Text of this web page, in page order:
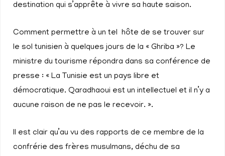
destination qui s’apprête à vivre sa haute saison.
Comment permettre à un tel hôte de se trouver sur
le sol tunisien à quelques jours de la « Ghriba »? Le
ministre du tourisme répondra dans sa conférence de
presse : « La Tunisie est un pays libre et
démocratique. Qaradhaoui est un intellectuel et il n’y a
aucune raison de ne pas le recevoir. ».
Il est clair qu’au vu des rapports de ce membre de la
confrérie des frères musulmans, déchu de sa